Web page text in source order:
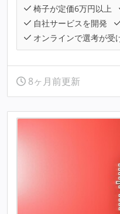
椅子が定価6万円以上
自社サービスを開発
オンラインで選考が受
8ヶ月前更新